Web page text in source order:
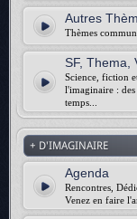
Autres
Thèmes
SF, Thema,
Science, fiction
l'imaginaire : des
temps...
+ D'IMAGINAIRE
Agenda
Rencontres,
Venez en faire